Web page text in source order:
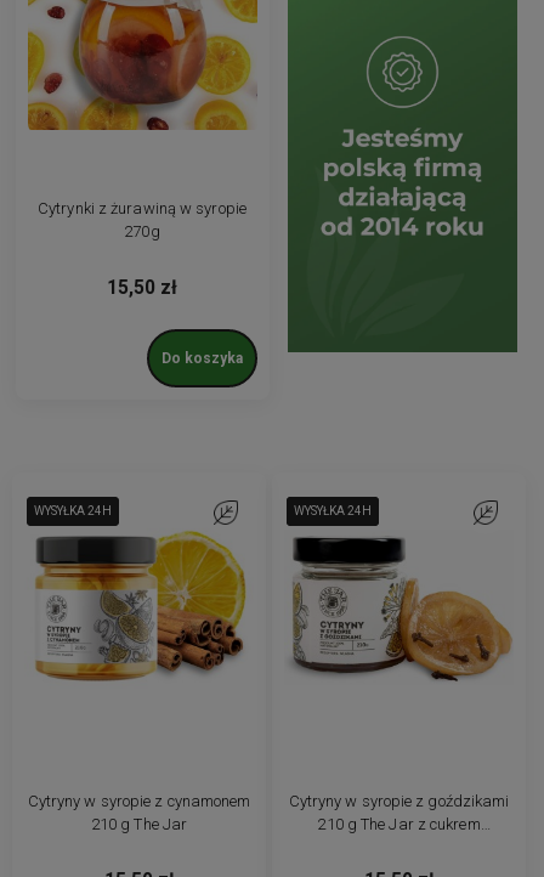
Cytrynki z żurawiną w syropie
270g
15,50 zł
Do koszyka
WYSYŁKA 24H
WYSYŁKA 24H
Cytryny w syropie z cynamonem
210 g The Jar
Do ulubionychWYSYŁKA 24H
WYSYŁKA 24H
WYSYŁKA 24H
Cytryny w syropie z goździkami
210 g The Jar z cukrem
Do